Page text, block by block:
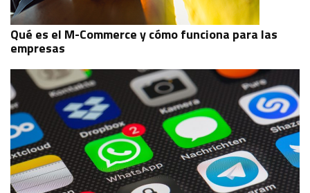
Qué es el M-Commerce y cómo funciona para las
empresas